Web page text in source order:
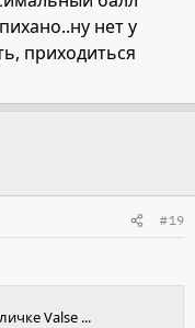
нет у
приходиться
#19
Valse ...